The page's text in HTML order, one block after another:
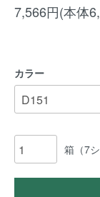
7,566円(本体
カラー
箱（7